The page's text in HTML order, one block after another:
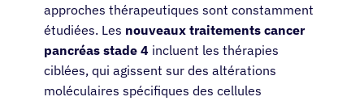
approches thérapeutiques sont constamment
étudiées. Les nouveaux traitements cancer
pancréas stade 4 incluent les thérapies
ciblées, qui agissent sur des altérations
moléculaires spécifiques des cellules